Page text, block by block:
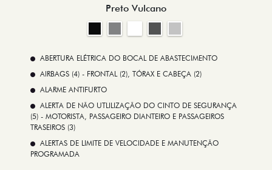
Preto Vulcano
ABERTURA ELÉTRICA DO BOCAL DE ABASTECIMENTO
AIRBAGS (4) - FRONTAL (2), TÓRAX E CABEÇA (2)
ALARME ANTIFURTO
ALERTA DE NÃO UTLILIZAÇÃO DO CINTO DE SEGURANÇA
(5) - MOTORISTA, PASSAGEIRO DIANTEIRO E PASSAGEIROS
TRASEIROS (3)
ALERTAS DE LIMITE DE VELOCIDADE E MANUTENÇÃO
PROGRAMADA